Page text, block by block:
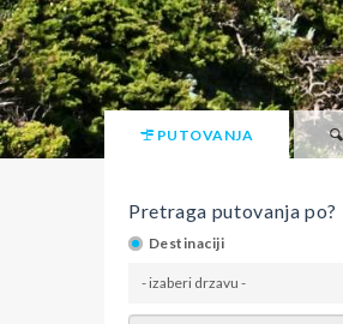
PUTOVANJA
Pretraga putovanja po?
Destinaciji
- izaberi drzavu -